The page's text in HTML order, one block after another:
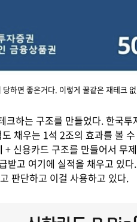
당하면 좋은거다. 이렇게 꿀같은 재테크
크하는 구조를 만들었다. 한국
채우는 1석 2조의 효과를 볼
+ 신용카드 구조를 만들어서 무
받고 여기에 실적을 채우고 있
판단하고 이걸 사용하고 있다.